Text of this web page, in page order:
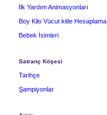
İlk Yardım Animasyonları
Boy Kilo Vücut kitle Hesaplama
Bebek İsimleri
Satranç Köşesi
Tarihçe
Şampiyonlar